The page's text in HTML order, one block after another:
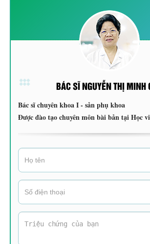
BÁC SĨ NGUYỄN THỊ MINH
Bác sĩ chuyên khoa I - sản phụ khoa
Được đào tạo chuyên môn bài bản tại Học